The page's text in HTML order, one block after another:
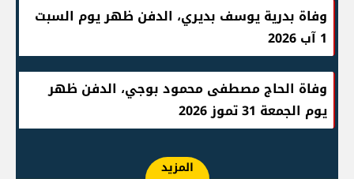
وفاة بدرية يوسف بديري، الدفن ظهر يوم السبت
1 آب 2026
وفاة الحاج مصطفى محمود بوجي، الدفن ظهر
يوم الجمعة 31 تموز 2026
المزيد